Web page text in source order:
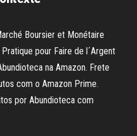
Boursier et Monétaire
pour Faire de l´Argent
na Amazon. Frete
com o Amazon Prime.
por Abundioteca com